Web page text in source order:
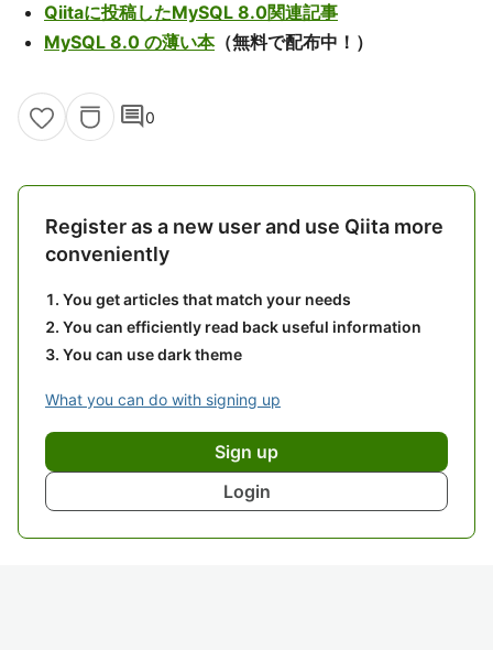
Qiitaに投稿したMySQL 8.0関連記事
MySQL 8.0 の薄い本（無料で配布中！）
comment0
Register as a new user and use Qiita more
conveniently
You get articles that match your needs
You can efficiently read back useful information
You can use dark theme
What you can do with signing up
Sign up
Login